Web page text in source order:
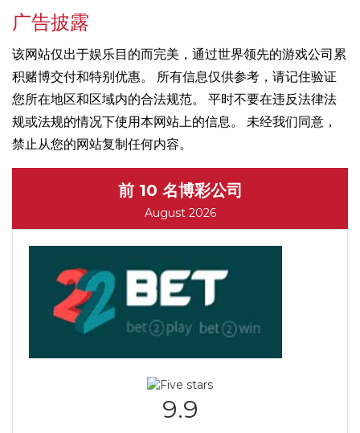
广告披露
该网站仅出于娱乐目的而完美，通过世界领先的游戏公司累
积赌博交付和特别优惠。 所有信息仅供参考，请记住验证
您所在地区和区域内的合法规范。 平时不要在违反法律法
规或法规的情况下使用本网站上的信息。 未经我们同意，
禁止从您的网站复制任何内容。
前 10 名博彩公司
August 2026
9.9